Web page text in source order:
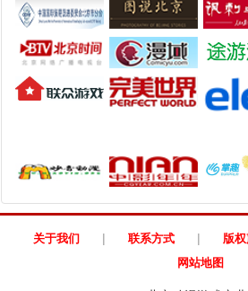
关于我们 | 联系方式 | 版
网站地图